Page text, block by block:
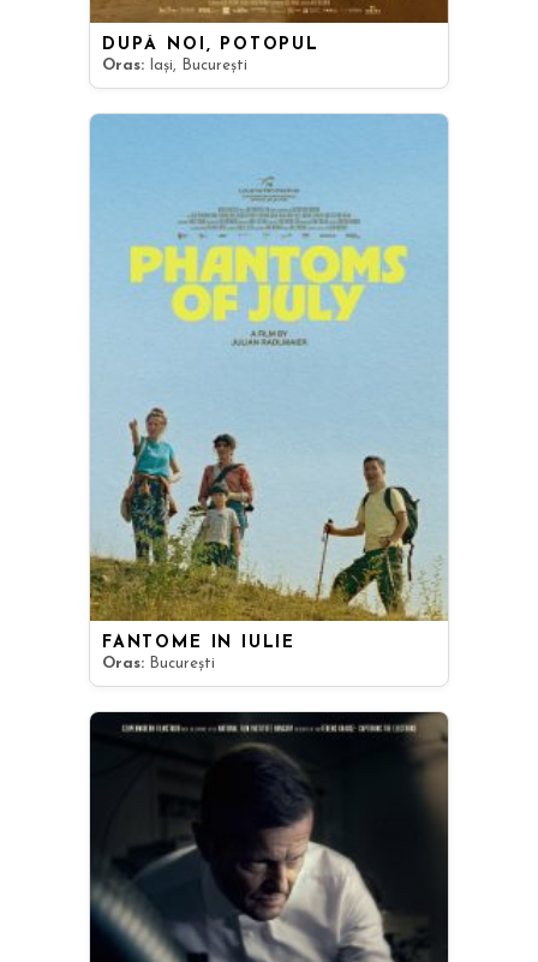
DUPĂ NOI, POTOPUL
Oras: Iași, București
FANTOME ÎN IULIE
Oras: București